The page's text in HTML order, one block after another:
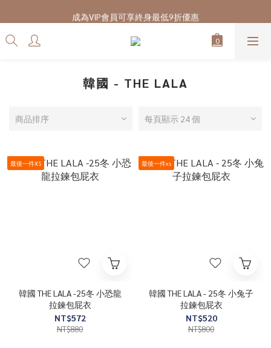
7/28-8/20 CUBi 收藏季全館買二送一
成為VIP會員可享終身最低9折優惠
7/28-8/20 CUBi 收藏季全館買二送一
韓國 - THE LALA
商品排序 每頁顯示 24 個
最後一件XS
韓國 THE LALA -25冬 小恐龍
拉鍊包屁衣
NT$572
NT$880
最後一件xs
韓國 THE LALA - 25冬 小兔子
拉鍊包屁衣
NT$520
NT$800